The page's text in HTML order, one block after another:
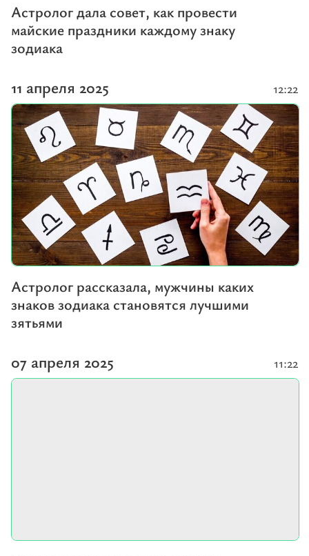
Астролог дала совет, как провести
майские праздники каждому знаку
зодиака
11 апреля 2025
Астролог рассказала, мужчины каких
знаков зодиака становятся лучшими
зятьями
12:22
07 апреля 2025 11:22